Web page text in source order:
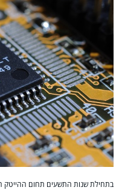
בתחילת שנות התשעים תחום ההייטק